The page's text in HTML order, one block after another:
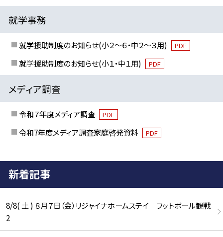
就学事務
就学援助制度のお知らせ(小２～６・中２～３用) PDF
就学援助制度のお知らせ(小１・中１用) PDF
メディア調査
令和７年度メディア調査 PDF
令和7年度メディア調査家庭啓発資料 PDF
新着記事
8/8( 土 ) ８月７日（金）リジャイナホームステイ フットボール観戦
2